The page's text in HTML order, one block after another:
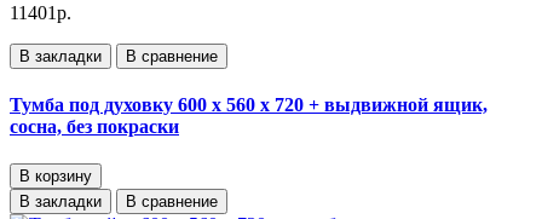
11401р.
В закладки В сравнение
Тумба под духовку 600 х 560 х 720 + выдвижной ящик,
сосна, без покраски
В корзину
В закладки
В сравнение